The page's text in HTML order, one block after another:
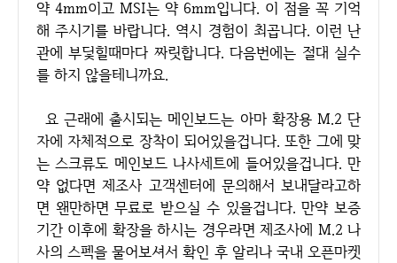
약 4mm이고 MSI는 약 6mm입니다. 이 점을 꼭 기억
해 주시기를 바랍니다. 역시 경험이 최곱니다. 이런 난
관에 부딫힐때마다 짜릿합니다. 다음번에는 절대 실수
를 하지 않을테니까요.
요 근래에 출시되는 메인보드는 아마 확장용 M.2 단
자에 자체적으로 장착이 되어있을겁니다. 또한 그에 맞
는 스크류도 메인보드 나사세트에 들어있을겁니다. 만
약 없다면 제조사 고객센터에 문의해서 보내달라고하
면 왠만하면 무료로 받으실 수 있을겁니다. 만약 보증
기간 이후에 확장을 하시는 경우라면 제조사에 M.2 나
사의 스펙을 물어보셔서 확인 후 알리나 국내 오픈마켓